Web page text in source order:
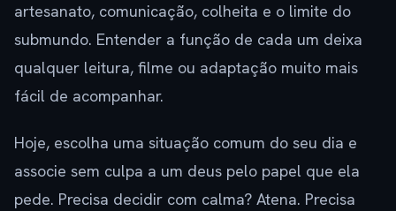
artesanato, comunicação, colheita e o limite do
submundo. Entender a função de cada um deixa
qualquer leitura, filme ou adaptação muito mais
fácil de acompanhar.
Hoje, escolha uma situação comum do seu dia e
associe sem culpa a um deus pelo papel que ela
pede. Precisa decidir com calma? Atena. Precisa